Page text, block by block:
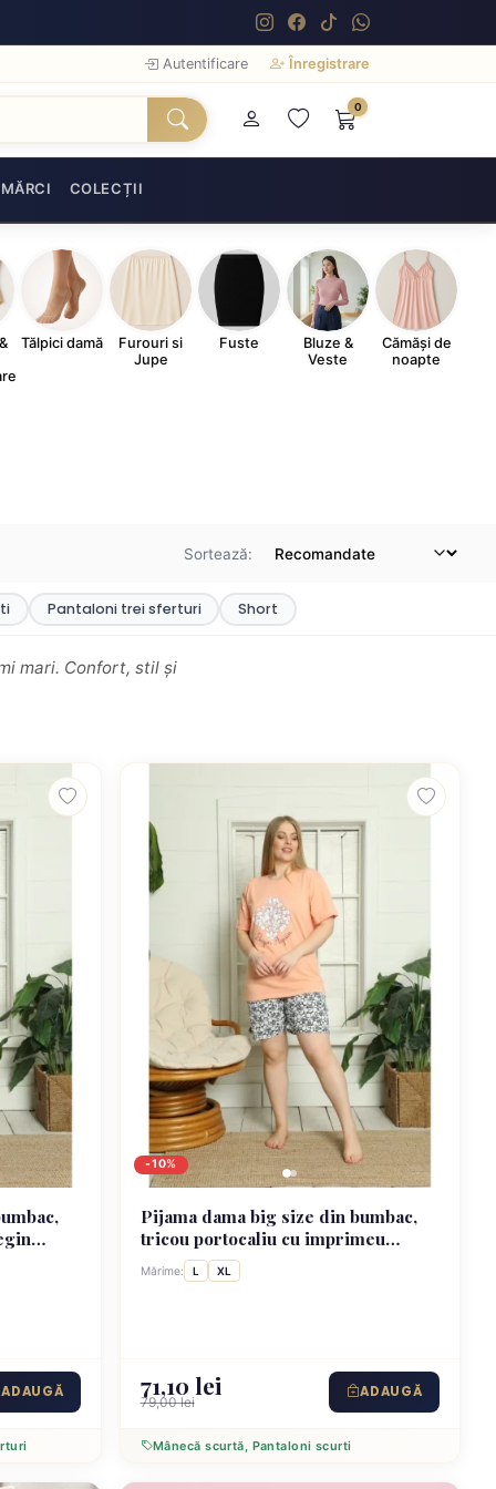
Autentificare Înregistrare
0
MĂRCI COLECȚII
Tălpici damă
Furouri si
Jupe
Fuste
Bluze &
Veste
Cămăși de
noapte
Sortează:
Pantaloni trei sferturi Short
mari. Confort, stil și
ADAUGĂ
-10%
Pijama dama big size din bumbac,
tricou portocaliu cu imprimeu
„Begin Again” și pantaloni scurti
asortați
Mărime: L XL
71,10 lei
79,00 lei
ADAUGĂ
Mânecă scurtă, Pantaloni scurti